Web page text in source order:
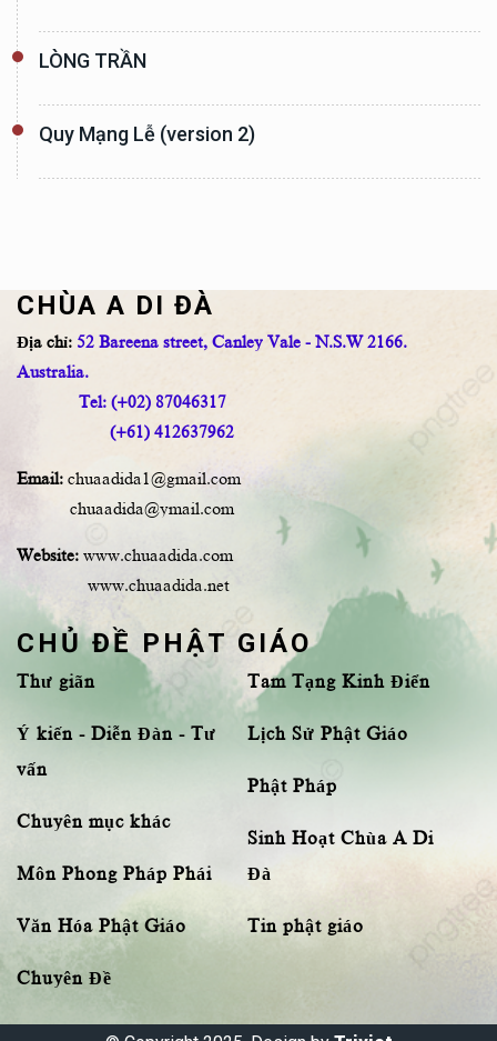
LÒNG TRẦN
Quy Mạng Lễ (version 2)
CHÙA A DI ĐÀ
Địa chỉ: 52 Bareena street, Canley Vale - N.S.W 2166.
Australia.
Tel: (+02) 87046317
(+61) 412637962
Email: chuaadida1@gmail.com
chuaadida@ymail.com
Website: www.chuaadida.com
www.chuaadida.net
CHỦ ĐỀ PHẬT GIÁO
Thư giãn
Ý kiến - Diễn Đàn - Tư
vấn
Chuyên mục khác
Môn Phong Pháp Phái
Văn Hóa Phật Giáo
Chuyên Đề
Tam Tạng Kinh Điển
Lịch Sử Phật Giáo
Phật Pháp
Sinh Hoạt Chùa A Di
Đà
Tin phật giáo